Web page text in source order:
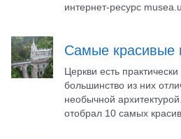
интернет-ресурс
Самые красивые
Церкви есть
большинство из них
необычной
отобрал 10 самых